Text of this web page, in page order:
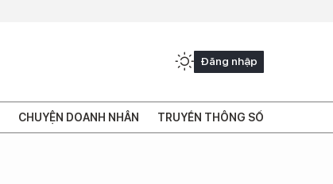
Đăng nhập
CHUYỆN DOANH NHÂN TRUYỀN THÔNG SỐ